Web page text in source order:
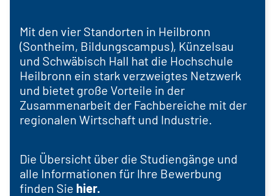
Mit den vier Standorten in Heilbronn
(Sontheim, Bildungscampus), Künzelsau
und Schwäbisch Hall hat die Hochschule
Heilbronn ein stark verzweigtes Netzwerk
und bietet große Vorteile in der
Zusammenarbeit der Fachbereiche mit der
regionalen Wirtschaft und Industrie.
Die Übersicht über die Studiengänge und
alle Informationen für Ihre Bewerbung
finden Sie hier.